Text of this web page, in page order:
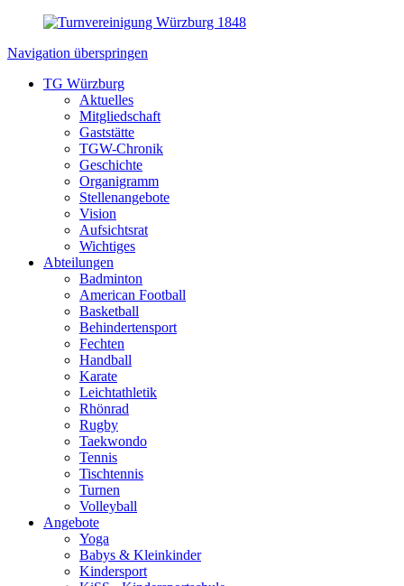
Navigation überspringen
TG Würzburg
Aktuelles
Mitgliedschaft
Gaststätte
TGW-Chronik
Geschichte
Organigramm
Stellenangebote
Vision
Aufsichtsrat
Wichtiges
Abteilungen
Badminton
American Football
Basketball
Behindertensport
Fechten
Handball
Karate
Leichtathletik
Rhönrad
Rugby
Taekwondo
Tennis
Tischtennis
Turnen
Volleyball
Angebote
Yoga
Babys & Kleinkinder
Kindersport